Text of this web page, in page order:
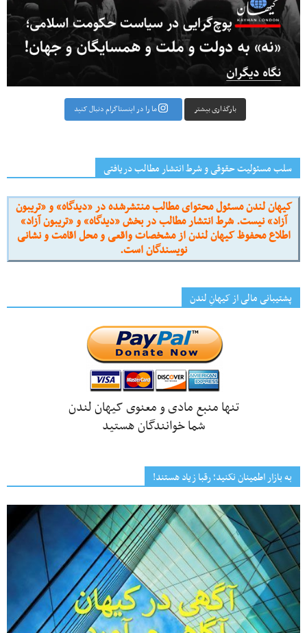
بارگذاری بیشتر ما را در اینستاگرام دنبال کنید
سلب مسئولیت حقوقی و شرط انتشار مطالب دریافتی
کیهان لندن مسئول محتوای مطالب منتشرشده در «دیدگاه» و «تریبون
آزاد» نیست. شرط انتشار مطالب در بخش «دیدگاه» و «تریبون آزاد»
اطلاع محفوظ کیهان لندن از مشخصات واقعی و محل اقامت و نشانی
نویسندگان است.
پشتیبانی مالی از کیهانِ لندن
تنها منبع مادی و معنوی کیهان لندن
شما خوانندگان هستید
به بازار اطمینان نکنید؛ رقبا زیاد هستند!